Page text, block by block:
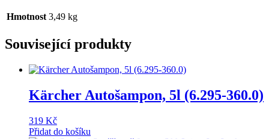
Hmotnost 3,49 kg
Související produkty
Kärcher Autošampon, 5l (6.295-360.0)
319 Kč
Přidat do košíku